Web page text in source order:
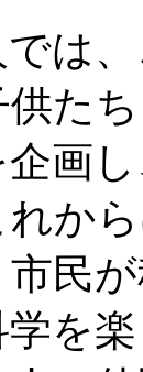
では
供た
画
れか
市民
学を